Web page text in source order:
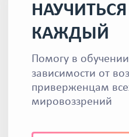
КАЖДЫЙ
Помогу в
зависимости от
приверженцам
мировоззрений